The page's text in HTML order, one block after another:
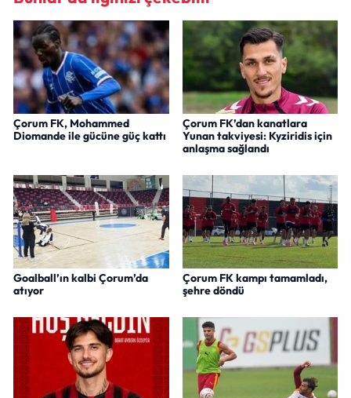
Çorum FK, Mohammed
Diomande ile gücüne güç kattı
Çorum FK’dan kanatlara
Yunan takviyesi: Kyziridis için
anlaşma sağlandı
Goalball’ın kalbi Çorum’da
atıyor
Çorum FK kampı tamamladı,
şehre döndü